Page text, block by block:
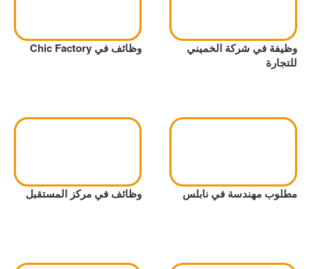
وظيفة في شركة الخميني
للتجارة
وظائف في Chic Factory
مطلوب مهندسة في نابلس وظائف في مركز المستقبل